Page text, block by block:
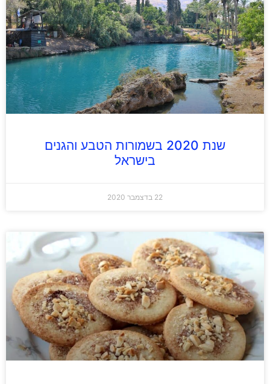
שנת 2020 בשמורות הטבע והגנים
בישראל
22 בדצמבר 2020